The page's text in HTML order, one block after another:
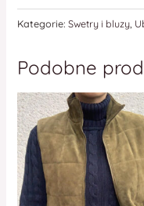
Kategorie: Swetry i bluzy,
Podobne